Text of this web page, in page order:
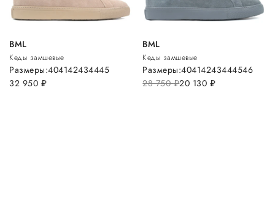
BML
Кеды замшевые
32 950 руб.
Размеры:404142434445
BML
Кеды замшевые
28 750руб.20 130 руб.
Размеры:40414243444546